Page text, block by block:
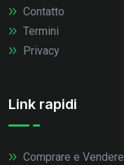
Contatto
Termini
Privacy
Link rapidi
Comprare e Vendere